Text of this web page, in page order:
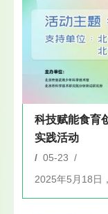
科技赋能食育
实践活动
/ 05-23 /